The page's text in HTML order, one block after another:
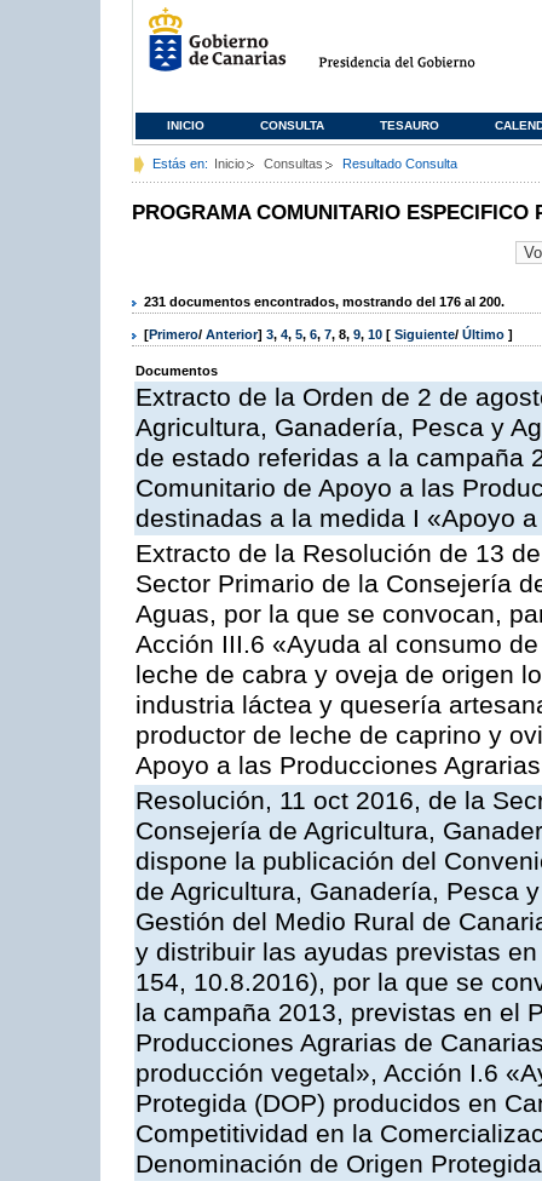
INICIO CONSULTA TESAURO
Estás en: Inicio Consultas Resultado Consulta
PROGRAMA COMUNITARIO ESPECIFICO
231 documentos encontrados, mostrando del 176 al 200.
[Primero/ Anterior] 3, 4, 5, 6, 7, 8, 9, 10 [ Siguiente/ Último ]
Documentos
Extracto de la Orden de 2 de
Agricultura, Ganadería, Pesca y
de estado referidas a la campaña
Comunitario de Apoyo a las
destinadas a la medida I «Apoyo
Extracto de la Resolución de 13
Sector Primario de la Consejería
Aguas, por la que se convocan,
Acción III.6 «Ayuda al consumo
leche de cabra y oveja de origen
industria láctea y quesería
productor de leche de caprino y
Apoyo a las Producciones
Resolución, 11 oct 2016, de la
Consejería de Agricultura,
dispone la publicación del
de Agricultura, Ganadería, Pesca
Gestión del Medio Rural de
y distribuir las ayudas previstas
154, 10.8.2016), por la que se
la campaña 2013, previstas en el
Producciones Agrarias de
producción vegetal», Acción I.6
Protegida (DOP) producidos en
Competitividad en la
Denominación de Origen